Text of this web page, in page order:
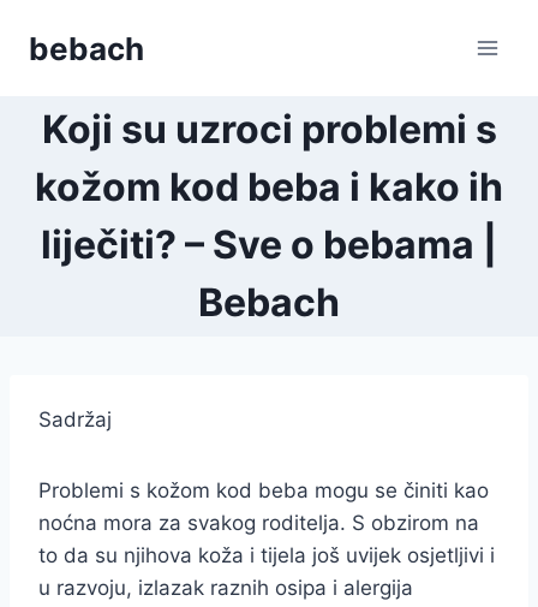
bebach
Koji su uzroci problemi s
kožom kod beba i kako ih
liječiti? – Sve o bebama |
Bebach
Sadržaj
Problemi s kožom kod beba mogu se činiti kao
noćna mora za svakog roditelja. S obzirom na
to da su njihova koža i tijela još uvijek osjetljivi i
u razvoju, izlazak raznih osipa i alergija